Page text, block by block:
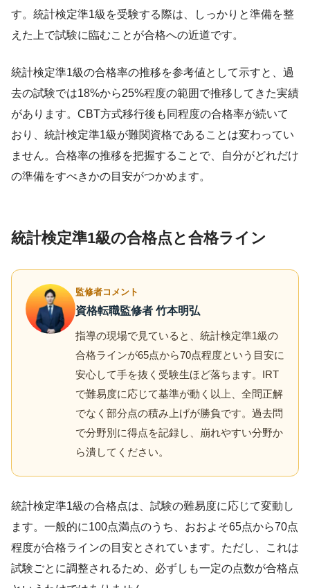
す。統計検定準1級を受験する際は、しっかりと準備を整
えた上で試験に臨むことが合格への近道です。
統計検定準1級の合格率の推移を参考値として示すと、過
去の試験では18%から25%程度の範囲で推移してきた実績
があります。CBT方式移行後も同程度の合格率が続いて
おり、統計検定準1級が難関資格であることは変わってい
ません。合格率の推移を把握することで、自分がどれだけ
の準備をすべきかの目安がつかめます。
統計検定準1級の合格点と合格ライン
監修者コメント
資格転職監修者 竹本明弘
指導の現場で見ていると、統計検定準1級の
合格ラインが65点から70点程度という目安に
安心して手を抜く受験生ほど落ちます。IRT
で難易度に応じて基準が動く以上、全問正解
でなく部分点の積み上げが勝負です。過去問
で分野別に得点を記録し、崩れやすい分野か
ら潰してください。
統計検定準1級の合格点は、試験の難易度に応じて変動し
ます。一般的に100点満点のうち、おおよそ65点から70点
程度が合格ラインの目安とされています。ただし、これは
試験ごとに調整されるため、必ずしも一定の点数が合格点